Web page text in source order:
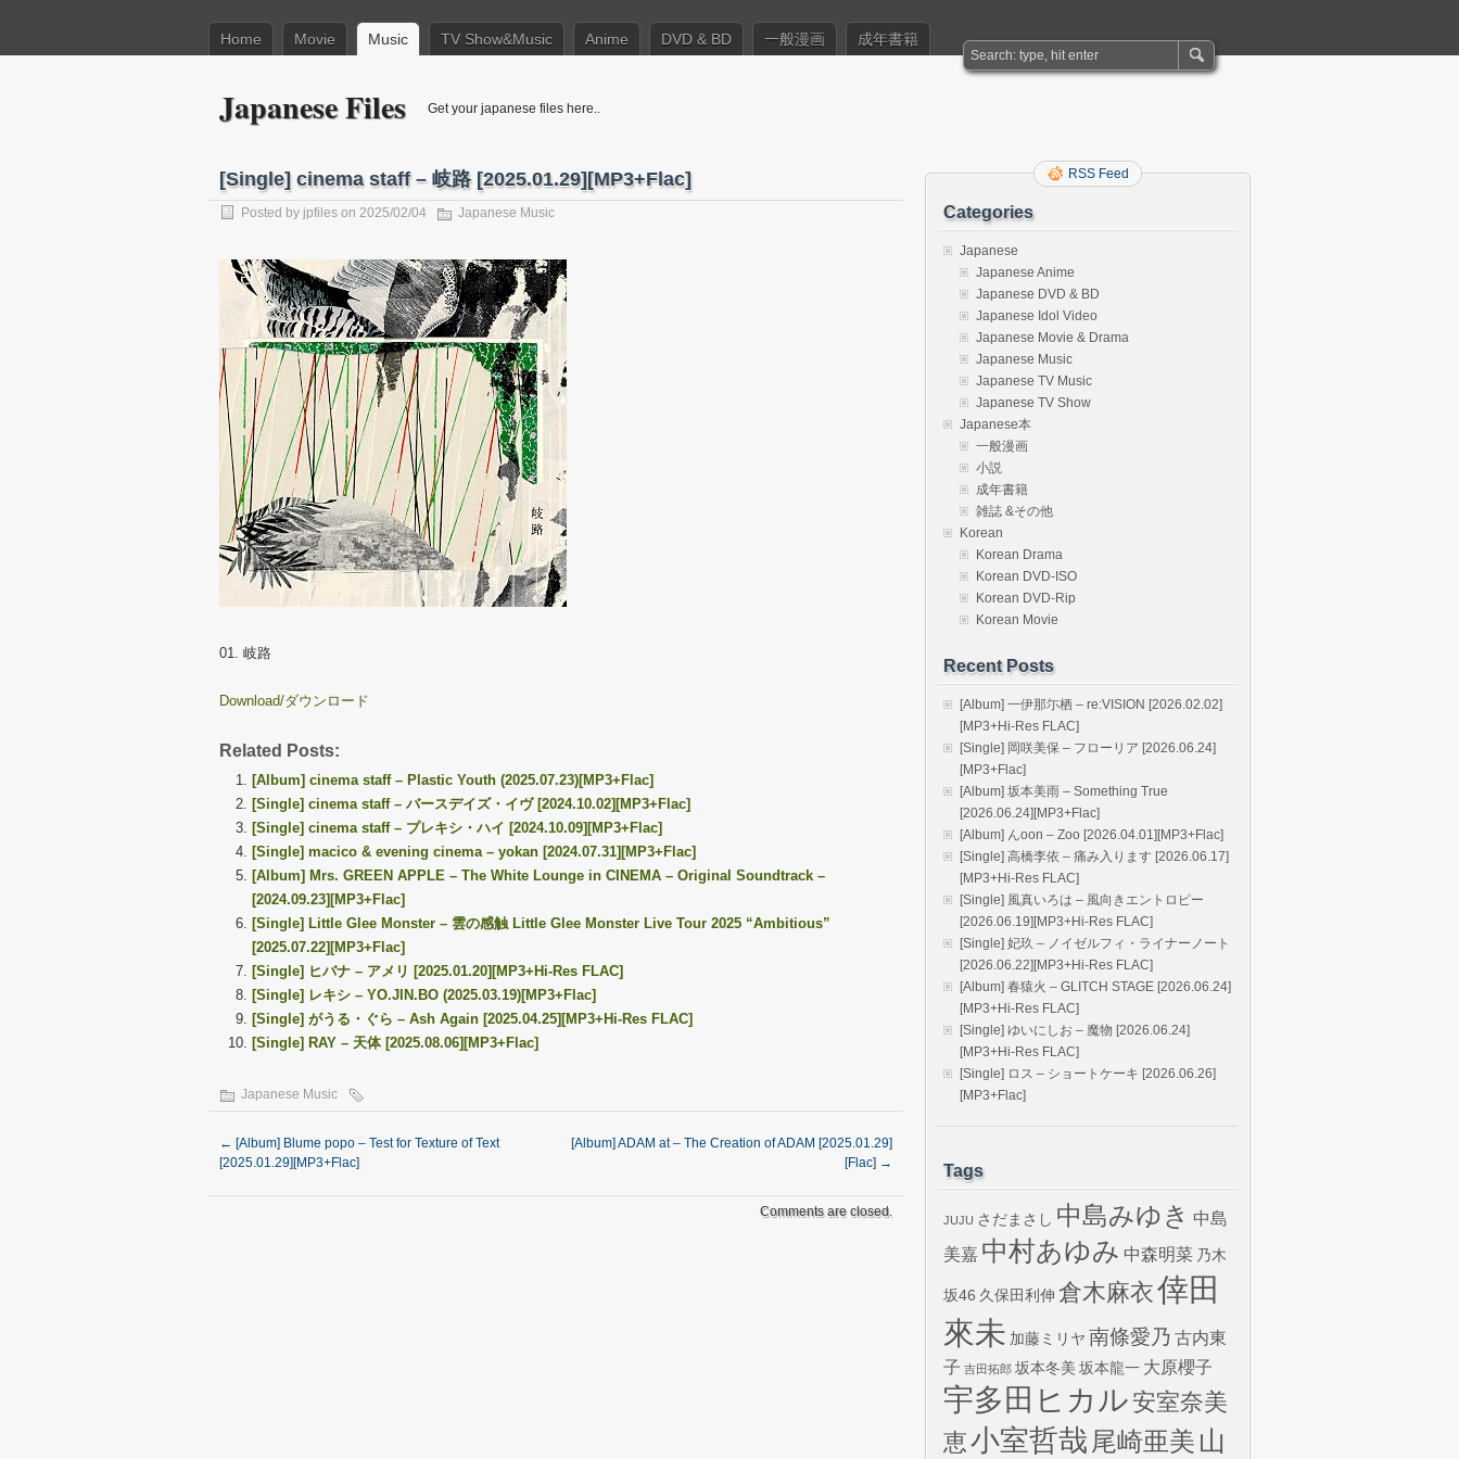
Home Movie Music TV Show&Music Anime DVD & BD 一般漫画 成年書籍
Japanese Files Get your japanese files here..
[Single] cinema staff – 岐路 [2025.01.29][MP3+Flac]
Posted by jpfiles on 2025/02/04 Japanese Music
01. 岐路
Download/ダウンロード
Related Posts:
[Album] cinema staff – Plastic Youth (2025.07.23)[MP3+Flac]
[Single] cinema staff – バースデイズ・イヴ [2024.10.02][MP3+Flac]
[Single] cinema staff – プレキシ・ハイ [2024.10.09][MP3+Flac]
[Single] macico & evening cinema – yokan [2024.07.31][MP3+Flac]
[Album] Mrs. GREEN APPLE – The White Lounge in CINEMA – Original Soundtrack –
[2024.09.23][MP3+Flac]
[Single] Little Glee Monster – 雲の感触 Little Glee Monster Live Tour 2025 “Ambitious”
[2025.07.22][MP3+Flac]
[Single] ヒバナ – アメリ [2025.01.20][MP3+Hi-Res FLAC]
[Single] レキシ – YO.JIN.BO (2025.03.19)[MP3+Flac]
[Single] がうる・ぐら – Ash Again [2025.04.25][MP3+Hi-Res FLAC]
[Single] RAY – 天体 [2025.08.06][MP3+Flac]
Japanese Music
← [Album] Blume popo – Test for Texture of Text
[2025.01.29][MP3+Flac]
[Album] ADAM at – The Creation of ADAM [2025.01.29]
[Flac] →
Comments are closed.
RSS Feed
Categories
Japanese
Japanese Anime
Japanese DVD & BD
Japanese Idol Video
Japanese Movie & Drama
Japanese Music
Japanese TV Music
Japanese TV Show
Japanese本
一般漫画
小説
成年書籍
雑誌 &その他
Korean
Korean Drama
Korean DVD-ISO
Korean DVD-Rip
Korean Movie
Recent Posts
[Album] 一伊那尓栖 – re:VISION [2026.02.02]
[MP3+Hi-Res FLAC]
[Single] 岡咲美保 – フローリア [2026.06.24]
[MP3+Flac]
[Album] 坂本美雨 – Something True
[2026.06.24][MP3+Flac]
[Album] んoon – Zoo [2026.04.01][MP3+Flac]
[Single] 高橋李依 – 痛み入ります [2026.06.17]
[MP3+Hi-Res FLAC]
[Single] 風真いろは – 風向きエントロピー
[2026.06.19][MP3+Hi-Res FLAC]
[Single] 妃玖 – ノイゼルフィ・ライナーノート
[2026.06.22][MP3+Hi-Res FLAC]
[Album] 春猿火 – GLITCH STAGE [2026.06.24]
[MP3+Hi-Res FLAC]
[Single] ゆいにしお – 魔物 [2026.06.24]
[MP3+Hi-Res FLAC]
[Single] ロス – ショートケーキ [2026.06.26]
[MP3+Flac]
Tags
JUJU さだまさし 中島みゆき 中島
美嘉 中村あゆみ 中森明菜 乃木
坂46 久保田利伸 倉木麻衣倖田
來未 加藤ミリヤ 南條愛乃 古内東
子 吉田拓郎 坂本冬美 坂本龍一 大原櫻子
宇多田ヒカル安室奈美
恵小室哲哉 尾崎亜美 山